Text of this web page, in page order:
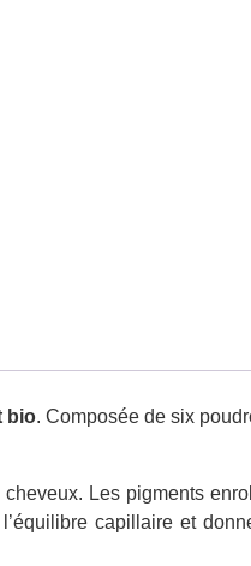
bio. Composée de six
Les pigments
capillaire et